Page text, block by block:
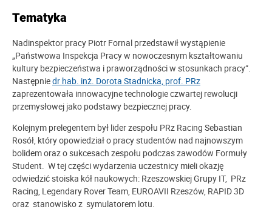
Tematyka
Nadinspektor pracy Piotr Fornal przedstawił wystąpienie
„Państwowa Inspekcja Pracy w nowoczesnym kształtowaniu
kultury bezpieczeństwa i praworządności w stosunkach pracy”.
Następniedr hab. inż. Dorota Stadnicka, prof. PRz
zaprezentowała innowacyjne technologie czwartej rewolucji
przemysłowej jako podstawy bezpiecznej pracy.
Kolejnym prelegentem był lider zespołu PRz Racing Sebastian
Rosół, który opowiedział o pracy studentów nad najnowszym
bolidem oraz o sukcesach zespołu podczas zawodów Formuły
Student. W tej części wydarzenia uczestnicy mieli okazję
odwiedzić stoiska kół naukowych: Rzeszowskiej Grupy IT, PRz
Racing, Legendary Rover Team, EUROAVII Rzeszów, RAPID 3D
oraz stanowisko z symulatorem lotu.